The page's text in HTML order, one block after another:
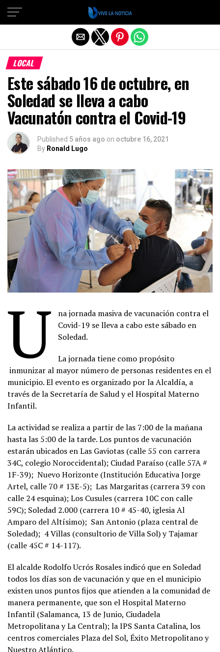
LOCAL
Este sábado 16 de octubre, en
Soledad se lleva a cabo
Vacunatón contra el Covid-19
Published 5 años ago on octubre 16, 2021
By Ronald Lugo
U
na jornada masiva de vacunación contra el
Covid-19 se lleva a cabo este sábado en
Soledad.
La jornada tiene como propósito
inmunizar al mayor número de personas residentes en el
municipio. El evento es organizado por la Alcaldía, a
través de la Secretaría de Salud y el Hospital Materno
Infantil.
La actividad se realiza a partir de las 7:00 de la mañana
hasta las 5:00 de la tarde. Los puntos de vacunación
estarán ubicados en Las Gaviotas (calle 55 con carrera
34C, colegio Noroccidental); Ciudad Paraíso (calle 57A #
1F-39); Nuevo Horizonte (Institución Educativa Jorge
Artel, calle 70 # 13E-5); Las Margaritas (carrera 39 con
calle 24 esquina); Los Cusules (carrera 10C con calle
59C); Soledad 2.000 (carrera 10 # 45-40, iglesia Al
Amparo del Altísimo); San Antonio (plaza central de
Soledad); 4 Villas (consultorio de Villa Sol) y Tajamar
(calle 45C # 14-117).
El alcalde Rodolfo Ucrós Rosales indicó que en Soledad
todos los días son de vacunación y que en el municipio
existen unos puntos fijos que atienden a la comunidad de
manera permanente, que son el Hospital Materno
Infantil (Salamanca, 13 de Junio, Ciudadela
Metropolitana y La Central); la IPS Santa Catalina, los
centros comerciales Plaza del Sol, Éxito Metropolitano y
Nuestro Atlántico.
Salir de la versión móvil